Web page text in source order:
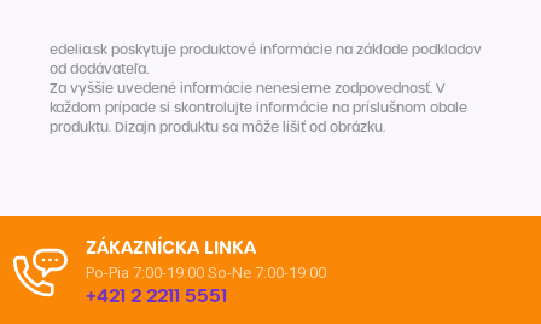
edelia.sk poskytuje produktové informácie na základe podkladov
od dodávateľa.
Za vyššie uvedené informácie nenesieme zodpovednosť. V
každom prípade si skontrolujte informácie na príslušnom obale
produktu. Dizajn produktu sa môže líšiť od obrázku.
ZÁKAZNÍCKA LINKA
Po-Pia 7:00-19:00 So-Ne 7:00-19:00
+421 2 2211 5551